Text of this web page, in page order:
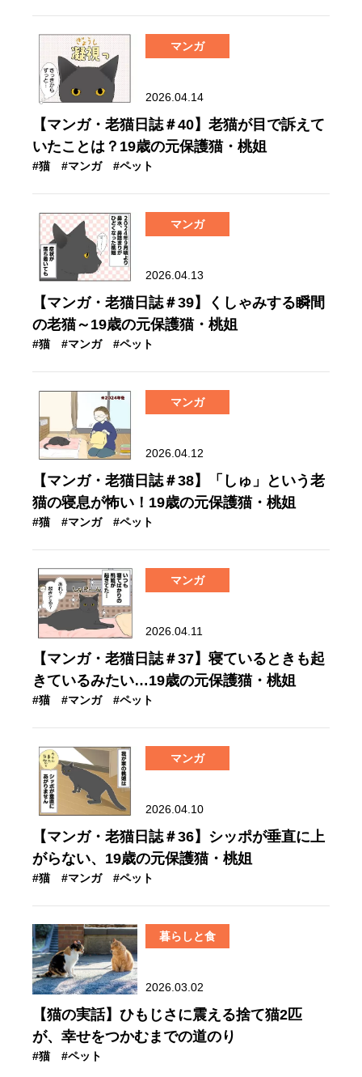
マンガ
2026.04.14
【マンガ・老猫日誌＃40】老猫が目で訴えて
いたことは？19歳の元保護猫・桃姐
#猫 #マンガ #ペット
マンガ
2026.04.13
【マンガ・老猫日誌＃39】くしゃみする瞬間
の老猫～19歳の元保護猫・桃姐
#猫 #マンガ #ペット
マンガ
2026.04.12
【マンガ・老猫日誌＃38】「しゅ」という老
猫の寝息が怖い！19歳の元保護猫・桃姐
#猫 #マンガ #ペット
マンガ
2026.04.11
【マンガ・老猫日誌＃37】寝ているときも起
きているみたい…19歳の元保護猫・桃姐
#猫 #マンガ #ペット
マンガ
2026.04.10
【マンガ・老猫日誌＃36】シッポが垂直に上
がらない、19歳の元保護猫・桃姐
#猫 #マンガ #ペット
暮らしと食
2026.03.02
【猫の実話】ひもじさに震える捨て猫2匹
が、幸せをつかむまでの道のり
#猫 #ペット